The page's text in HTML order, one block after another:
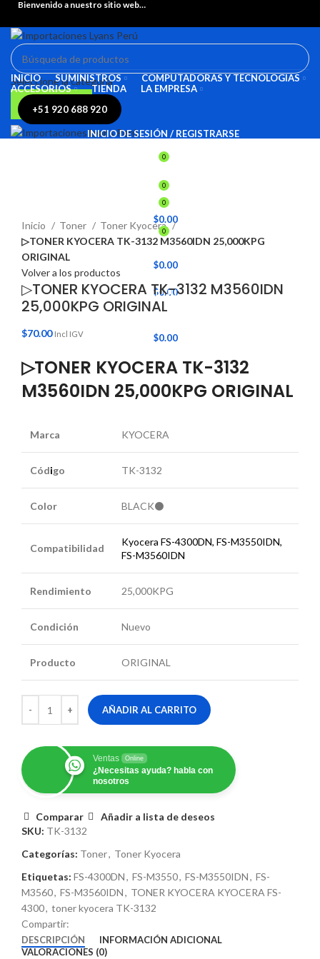
Bienvenido a nuestro sitio web…
Seleccione la categoría
BÚSQUEDA
INICIO DE SESIÓN / REGISTRARSE
0
0
$0.00
MENÚ
$0.00
INICIO SUMINISTROS
COMPUTADORAS Y TECNOLOGIAS
ACCESORIOS
TIENDA
LA EMPRESA
+51 920 688 920
COMPUTADORAS Y TECNOLOGIAS
LA EMPRESA
INICIO DE SESIÓN / REGISTRARSE
0
0
$0.00
MENÚ
$0.00
Inicio
Toner
Toner Kyocera
▷TONER KYOCERA TK-3132 M3560IDN 25,000KPG
ORIGINAL
Volver a los productos
▷TONER KYOCERA TK-3132 M3560IDN
25,000KPG ORIGINAL
$70.00 Incl IGV
▷TONER KYOCERA TK-3132
M3560IDN 25,000KPG ORIGINAL
Marca KYOCERA
Código TK-3132
Color BLACK⚫
Compatibilidad
Kyocera FS-4300DN, FS-M3550IDN,
FS-M3560IDN
Rendimiento 25,000KPG
Condición Nuevo
Producto ORIGINAL
AÑADIR AL CARRITO
Ventas Online
¿Necesitas ayuda? habla con
nosotros
Comparar
Añadir a lista de deseos
SKU: TK-3132
Categorías: Toner, Toner Kyocera
Etiquetas: FS-4300DN, FS-M3550, FS-M3550IDN, FS-
M3560, FS-M3560IDN, TONER KYOCERA KYOCERA FS-
4300, toner kyocera TK-3132
Compartir:
DESCRIPCIÓN
INFORMACIÓN ADICIONAL
VALORACIONES (0)